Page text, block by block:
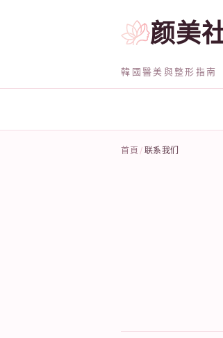
颜美
韓國醫美與整形指南
首頁 联系我们